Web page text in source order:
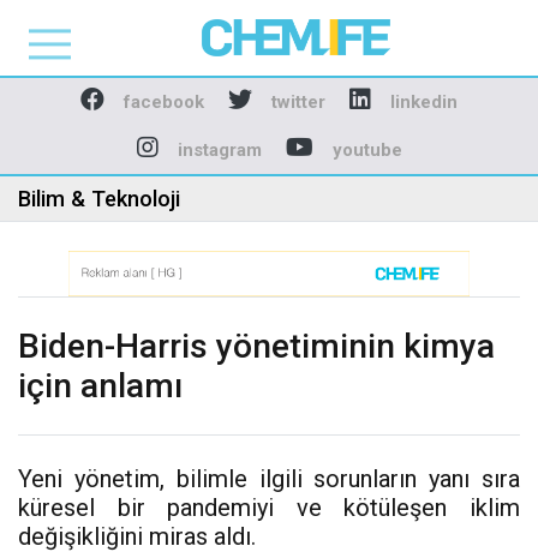
Chemlife - Basılı ve
facebook twitter linkedin
instagram youtube
Bilim & Teknoloji
Biden-Harris yönetiminin kimya
için anlamı
Yeni yönetim, bilimle ilgili sorunların yanı sıra
küresel bir pandemiyi ve kötüleşen iklim
değişikliğini miras aldı.